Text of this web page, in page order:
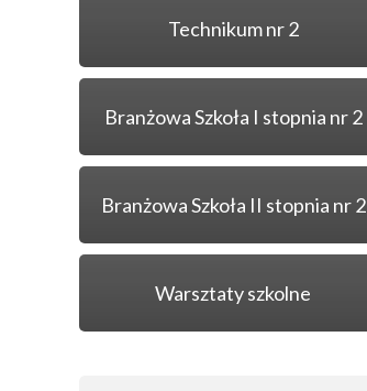
Technikum nr 2
Branżowa Szkoła I stopnia nr 2
Branżowa Szkoła II stopnia nr 2
Warsztaty szkolne